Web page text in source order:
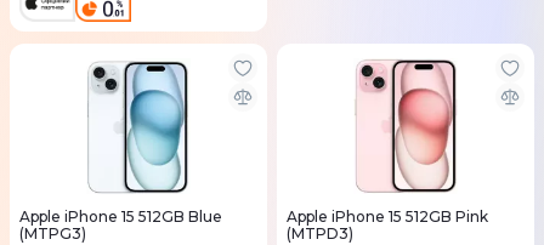
Apple iPhone 15 512GB Blue
(MTPG3)
Apple iPhone 15 512GB Pink
(MTPD3)